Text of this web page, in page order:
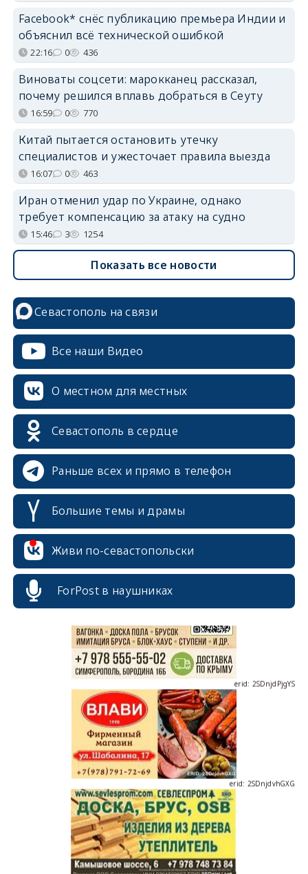
Facebook* снёс публикацию премьера Индии и
объяснил всё технической ошибкой
22:16 0 436
Виноваты соцсети: марокканец рассказал,
почему решился вплавь добраться в Сеуту
16:59 0 770
Китай пытается остановить утечку
специалистов и ужесточает правила выезда
16:07 0 463
Иран отменил удар по Украине, однако
требует компенсацию за атаку на судно
15:46 3 1254
Показать все новости
Севастополь на связи
Все наши Видео
О местном для местных
Севастополь в сердце
Раньше всех и прямо в телефон
Большие темы и драмы
Живи по-севастопольски
ForPost в наушниках
erid: 2SDnjdPjgYS
erid: 2SDnjdvhGXG